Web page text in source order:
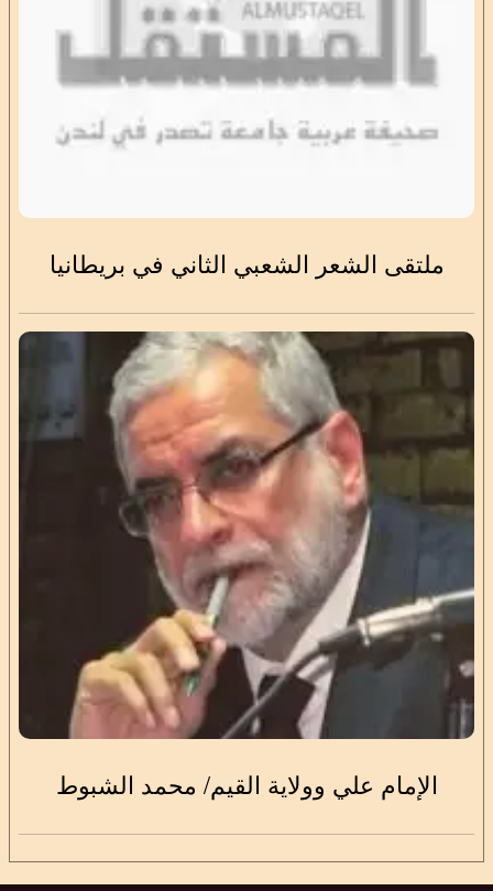
ملتقى الشعر الشعبي الثاني في بريطانيا
الإمام علي وولاية القيم/ محمد الشبوط